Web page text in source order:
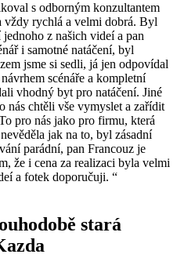
s odborným konzultantem
rychlá a velmi dobrá. Byl
z našich videí a pan
i samotné natáčení, byl
jsme si sedli, já jen odpovídal
scénáře a kompletní
vhodný byt pro natáčení. Jiné
nás chtěli vše vymyslet a zařídit
pro nás jako pro firmu, která
jak na to, byl zásadní
parádní, pan Francouz je
že i cena za realizaci byla velmi
a fotek doporučuji. “
stará